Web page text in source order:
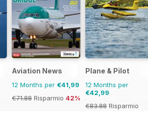
Aviation News
12 Months per €41,99
€71.88 Risparmio 42%
Plane & Pilot
12 Months per
€42,99
€83.88 Risparmio